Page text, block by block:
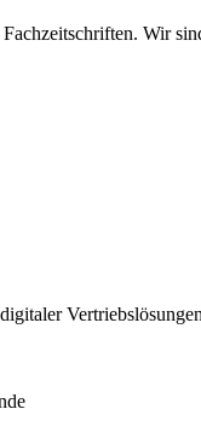
Wir